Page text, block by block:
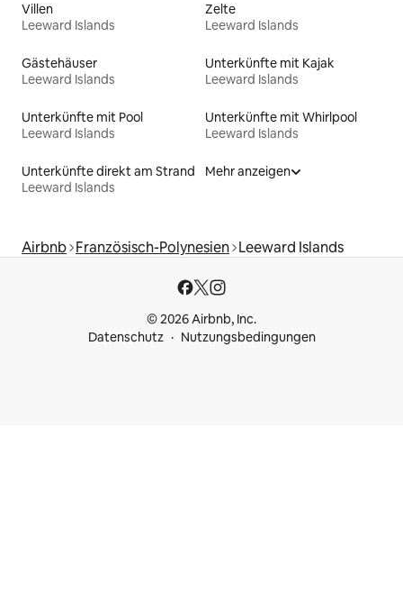
Villen
Leeward Islands
Zelte
Leeward Islands
Gästehäuser
Leeward Islands
Unterkünfte mit Kajak
Leeward Islands
Unterkünfte mit Pool
Leeward Islands
Unterkünfte mit Whirlpool
Leeward Islands
Unterkünfte direkt am Strand
Leeward Islands
Mehr anzeigen
Airbnb Französisch-Polynesien Leeward Islands
© 2026 Airbnb, Inc.
Datenschutz
Nutzungsbedingungen